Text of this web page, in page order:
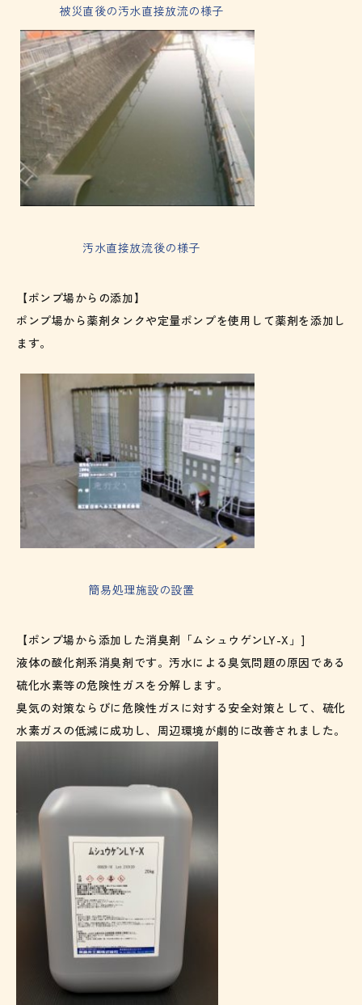
被災直後の汚水直接放流の様子
汚水直接放流後の様子
【ポンプ場からの添加】
ポンプ場から薬剤タンクや定量ポンプを使用して薬剤を添加し
ます。
簡易処理施設の設置
【ポンプ場から添加した消臭剤「ムシュウゲンLY-X」]
液体の酸化剤系消臭剤です。汚水による臭気問題の原因である
硫化水素等の危険性ガスを分解します。
臭気の対策ならびに危険性ガスに対する安全対策として、硫化
水素ガスの低減に成功し、周辺環境が劇的に改善されました。